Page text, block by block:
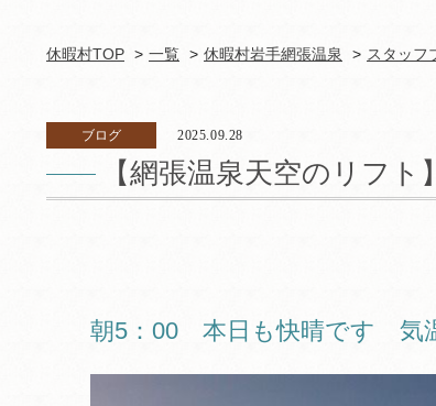
休暇村TOP 一覧 休暇村岩手網張温泉 スタッフ
ブログ 2025.09.28
【網張温泉天空のリフト
朝5：00 本日も快晴です